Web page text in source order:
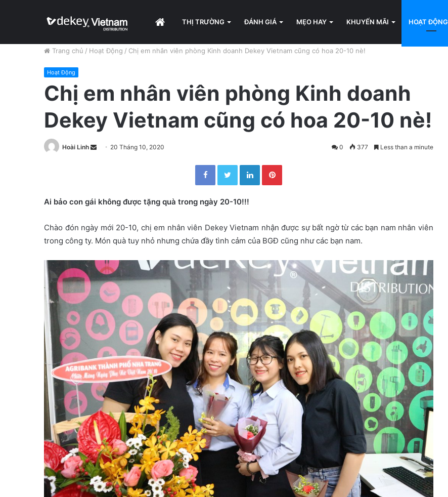
HOMETHỊ TRƯỜNG ĐÁNH GIÁ MẸO HAY KHUYẾN MÃI HOẠT ĐỘNG
Trang chủ / Hoạt Động / Chị em nhân viên phòng Kinh doanh Dekey Vietnam cũng có hoa 20-10 nè!
Hoạt Động
Chị em nhân viên phòng Kinh doanh
Dekey Vietnam cũng có hoa 20-10 nè!
Hoài Linh
m
a
l
20 Tháng 10, 2020 0 377 Less than a minute
Facebook Twitter LinkedIn
Ai bảo con gái không được tặng quà trong ngày 20-10!!!
Chào đón ngày mới 20-10, chị em nhân viên Dekey Vietnam nhận được sự bất ngờ từ các bạn nam nhân viên
trong công ty. Món quà tuy nhỏ nhưng chứa đầy tình cảm của BGĐ cũng như các bạn nam.